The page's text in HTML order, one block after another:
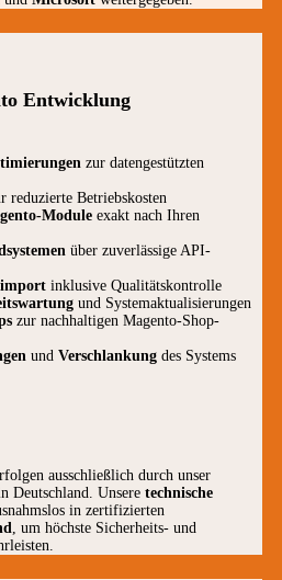
Entwicklung
zur datengestützten
reduzierte Betriebskosten
Module exakt nach Ihren
über zuverlässige API-
inklusive Qualitätskontrolle
und Systemaktualisierungen
zur nachhaltigen Magento-Shop-
und Verschlankung des Systems
ausschließlich durch unser
Deutschland. Unsere technische
in zertifizierten
, um höchste Sicherheits- und